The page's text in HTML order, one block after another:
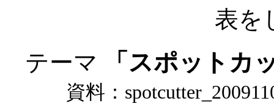
表を
テーマ
「スポットカ
資料：